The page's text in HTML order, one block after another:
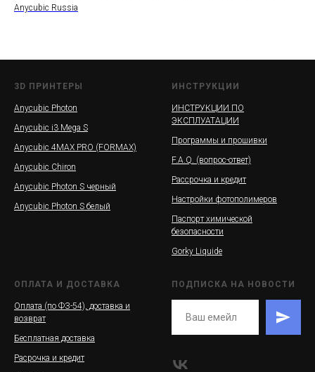
Anycubic Russia
3D ПРИНТЕРЫ
Anycubic Photon
Anycubic i3 Mega S
Anycubic 4MAX PRO (FORMAX)
Anycubic Chiron
Anycubic Photon S черный
Anycubic Photon S белый
ИНСТРУКЦИИ
ИНСТРУКЦИИ ПО
ЭКСПЛУАТАЦИИ
Программы и прошивки
F.A.Q. (вопрос-ответ)
Рассрочка и кредит
Настройки фотополимеров
Паспорт химической
безопасности
Gorky Liquide
ОПЛАТА И ДОСТАВКА
Оплата (по ФЗ-54), доставка и
возврат
Бесплатная доставка
Расрочка и кредит
ПОДПИСКА НА НОВОСТИ